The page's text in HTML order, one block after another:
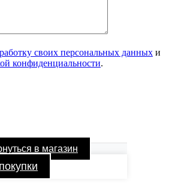
своих персональных данных и
конфиденциальности.
в магазин